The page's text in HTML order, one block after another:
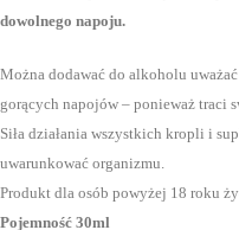
dowolnego napoju.
Można dodawać do alkoholu
gorących napojów – ponieważ traci
Siła działania wszystkich kropli i
uwarunkować organizmu.
Produkt dla osób powyżej 18 roku
Pojemność 30ml